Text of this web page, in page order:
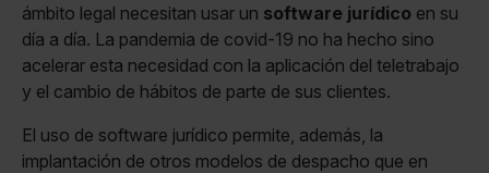
ámbito legal necesitan usar un software jurídico en su
día a día. La pandemia de covid-19 no ha hecho sino
acelerar esta necesidad con la aplicación del teletrabajo
y el cambio de hábitos de parte de sus clientes.
El uso de software jurídico permite, además, la
implantación de otros modelos de despacho que en